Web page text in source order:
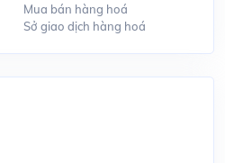
Mua bán hàng hoá
Sở giao dịch hàng hoá